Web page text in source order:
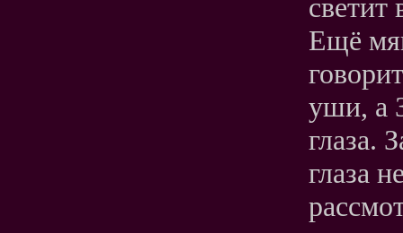
светит
Ещё
уши, а
глаза.
глаза